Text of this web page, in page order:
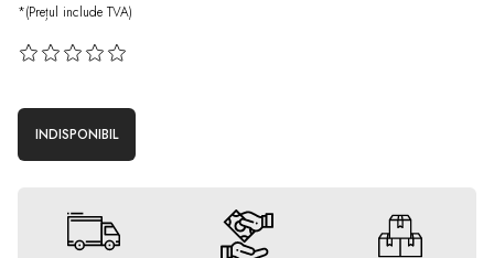
*(Prețul include TVA)
INDISPONIBIL